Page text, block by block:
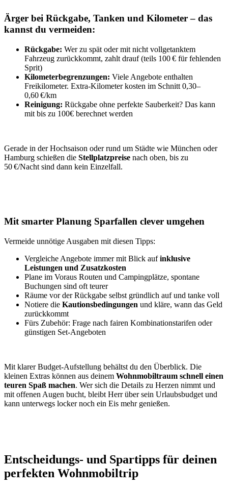
Ärger bei Rückgabe, Tanken und Kilometer – das
kannst du vermeiden:
Rückgabe: Wer zu spät oder mit nicht vollgetanktem
Fahrzeug zurückkommt, zahlt drauf (teils 100 € für fehlenden
Sprit)
Kilometerbegrenzungen: Viele Angebote enthalten
Freikilometer. Extra-Kilometer kosten im Schnitt 0,30–
0,60 €/km
Reinigung: Rückgabe ohne perfekte Sauberkeit? Das kann
mit bis zu 100€ berechnet werden
Gerade in der Hochsaison oder rund um Städte wie München oder
Hamburg schießen die Stellplatzpreise nach oben, bis zu
50 €/Nacht sind dann kein Einzelfall.
Mit smarter Planung Sparfallen clever umgehen
Vermeide unnötige Ausgaben mit diesen Tipps:
Vergleiche Angebote immer mit Blick aufinklusive
Leistungen und Zusatzkosten
Plane im Voraus Routen und Campingplätze, spontane
Buchungen sind oft teurer
Räume vor der Rückgabe selbst gründlich auf und tanke voll
Notiere die Kautionsbedingungen und kläre, wann das Geld
zurückkommt
Fürs Zubehör: Frage nach fairen Kombinationstarifen oder
günstigen Set-Angeboten
Mit klarer Budget-Aufstellung behältst du den Überblick. Die
kleinen Extras können aus deinem Wohnmobiltraum schnell einen
teuren Spaß machen. Wer sich die Details zu Herzen nimmt und
mit offenen Augen bucht, bleibt Herr über sein Urlaubsbudget und
kann unterwegs locker noch ein Eis mehr genießen.
Entscheidungs- und Spartipps für deinen
perfekten Wohnmobiltrip